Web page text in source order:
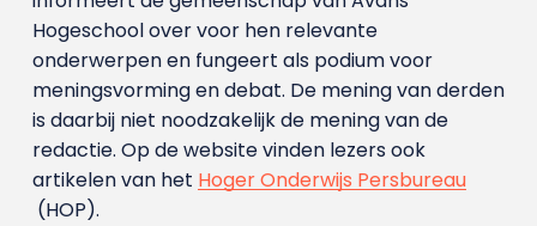
Hogeschool over voor hen relevante
onderwerpen en fungeert als podium voor
meningsvorming en debat. De mening van derden
is daarbij niet noodzakelijk de mening van de
redactie. Op de website vinden lezers ook
artikelen van het Hoger Onderwijs Persbureau
(HOP).